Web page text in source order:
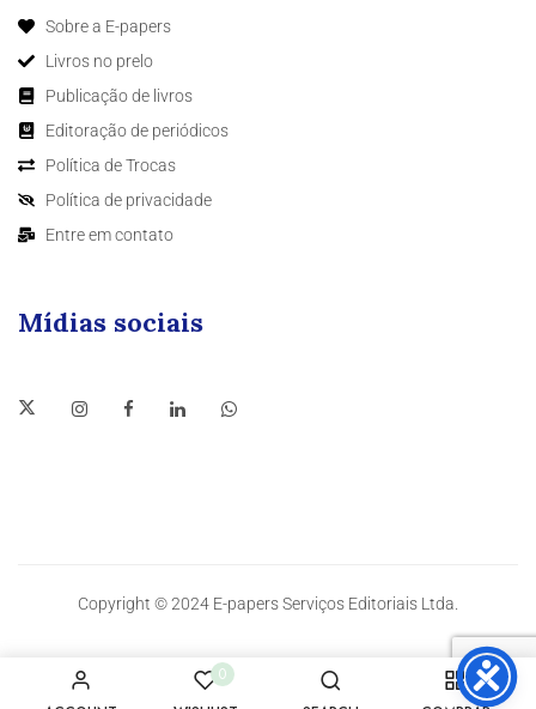
0
Sobre a E-papers
Livros no prelo
Publicação de livros
Editoração de periódicos
Política de Trocas
Política de privacidade
Entre em contato
Mídias sociais
Copyright © 2024 E-papers Serviços Editoriais Ltda.